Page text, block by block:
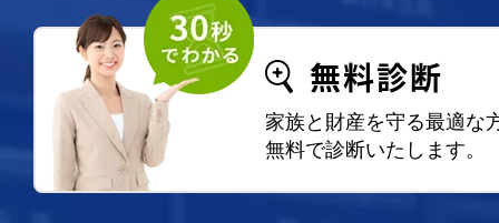
無料診断
家族と財産を守る最適な
無料で診断いたします。